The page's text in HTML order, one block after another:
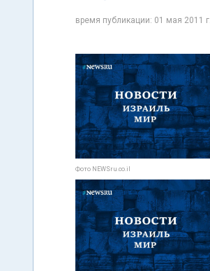
время публикации: 01 мая 2011
Фото NEWSru.co.il